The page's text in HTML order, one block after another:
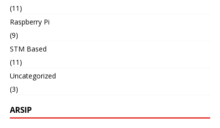
(11)
Raspberry Pi
(9)
STM Based
(11)
Uncategorized
(3)
ARSIP